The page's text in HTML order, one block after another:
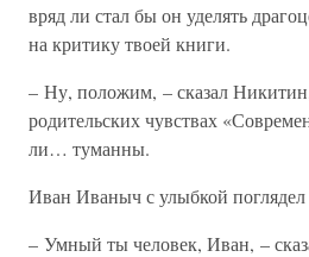
вряд ли стал бы он уделять
на критику твоей книги.
– Ну, положим, – сказал
родительских чувствах
ли… туманны.
Иван Иваныч с улыбкой поглядел
– Умный ты человек, Иван, –